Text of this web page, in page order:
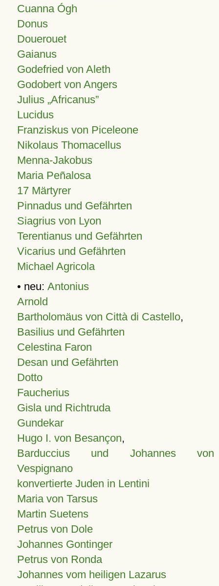
Cuanna Ógh
Donus
Douerouet
Gaianus
Godefried von Aleth
Godobert von Angers
Julius Africanus
Lucidus
Franziskus von Piceleone
Nikolaus Thomacellus
Menna-Jakobus
Maria Peñalosa
17 Märtyrer
Pinnadus und Gefährten
Siagrius von Lyon
Terentianus und Gefährten
Vicarius und Gefährten
Michael Agricola
• neu: Antonius
Arnold
Bartholomäus von Città di Castello,
Basilius und Gefährten
Celestina Faron
Desan und Gefährten
Dotto
Faucherius
Gisla und Richtruda
Gundekar
Hugo I. von Besançon,
Barduccius und Johannes von
Vespignano
konvertierte Juden in Lentini
Maria von Tarsus
Martin Suetens
Petrus von Dole
Johannes Gontinger
Petrus von Ronda
Johannes vom heiligen Lazarus